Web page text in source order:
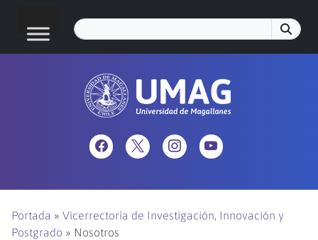
Portada »Vicerrectoría de Investigación, Innovación y
Postgrado » Nosotros